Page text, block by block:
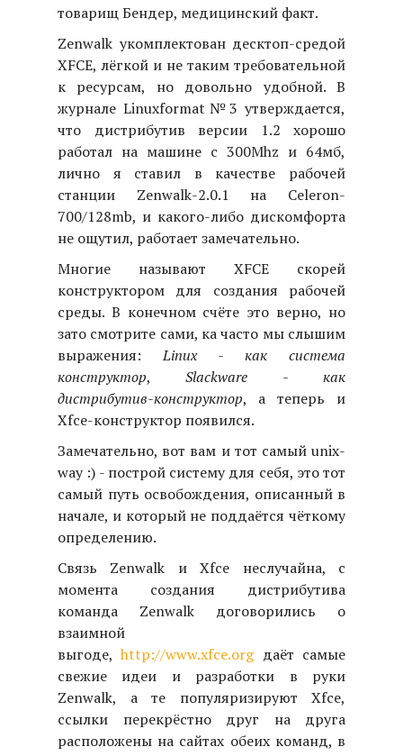
товарищ Бендер, медицинский факт.
Zenwalk укомплектован десктоп-средой
XFCE, лёгкой и не таким требовательной
к ресурсам, но довольно удобной. В
журнале Linuxformat№3 утверждается,
что дистрибутив версии 1.2 хорошо
работал на машине с 300Mhz и 64мб,
лично я ставил в качестве рабочей
станции Zenwalk-2.0.1 на Celeron-
700/128mb, и какого-либо дискомфорта
не ощутил, работает замечательно.
Многие называют XFCE скорей
конструктором для создания рабочей
среды. В конечном счёте это верно, но
зато смотрите сами, ка часто мы слышим
выражения:Linux - как система
конструктор,Slackware - как
дистрибутив-конструктор, а теперь и
Xfce-конструктор появился.
Замечательно, вот вам и тот самый unix-
way :) - построй систему для себя, это тот
самый путь освобождения, описанный в
начале, и который не поддаётся чёткому
определению.
Связь Zenwalk и Xfce неслучайна, с
момента создания дистрибутива
команда Zenwalk договорились о
взаимной
выгоде,http://www.xfce.orgдаёт самые
свежие идеи и разработки в руки
Zenwalk, а те популяризируют Xfce,
ссылки перекрёстно друг на друга
расположены на сайтах обеих команд, в